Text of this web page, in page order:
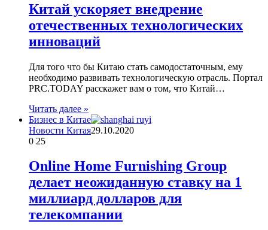
Китай ускоряет внедрение
отечественных технологических
инноваций
Для того что бы Китаю стать самодостаточным, ему
необходимо развивать технологическую отрасль. Портал
PRC.TODAY расскажет вам о том, что Китай…
Читать далее »
Бизнес в Китае
Новости Китая29.10.2020
0 25
Online Home Furnishing Group
делает неожиданную ставку на 1
миллиард долларов для
телекомпании